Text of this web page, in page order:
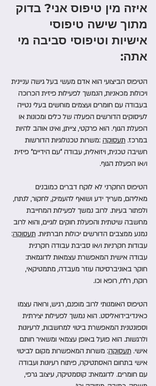
איזה מין טיפוס אני? בדוק
מתוך שישה טיפוסי
אישיות וטיפוסי סביבה מי
אתה:
הטיפוס הביצועי הוא אדם מעשי בעל גישה עניינית
ויכולות מכאניות, הנמשך לפעילות פיזית הכרוכה
בעבודה עם חומרים ועצמים מוחשים בעלי נטייה
לעיסוקים הדורשים הפעלה של כלים ומכונות או
הפעלת הגוף. הוא פרקטי, צייתן, ואינו אוהב להיות
במרכז. תעסוקה :משרות טכנולוגיות הדורשות
חשיבה טכנית, ויזואלית, עבודה "עם הידיים" פיזית
ו/או הפעלת הגוף.
הטיפוס החקרני לא לוקח דברים כמובנים
מאליהם, מעריך ידע ושואף להעמיק, לחקור, לנתח,
ולפתור בעיות. לרוב נמשך לפעילות המחייבת
מחשבה שיטתית והפעלת חוקים לוגיים, והוא לרוב
נמנע ממצבים הדורשים יכולות חברתיות. תעסוקה:
עבודות חקרניות ו/או סביבת עבודה חקרנית
עבודה אישית המאפשרת עצמאות לדוגמאת:
חוקר באוניברסיטה עוזר מעבדה, מתמטיקאי,
רוקח, רו״ח, רופא וכו.
הטיפוס האומנותי לרוב מופנם, רגיש, ורואה עצמו
כאינדיבידואליסט. הוא נמשך לפעילות יצירתית
וספונטנית המאפשרת ביטוי למחשבות, לרעיונות
ולרגשות. הוא פועל באופן עצמאי ומשאיר חותם
אישי. תעסוקה: משרות המאפשרות מקום לביטוי
אישי בתחום האסתטיקה, פיתוח רעיונות ועבודה
עם חומרים. לדוגמאת: קוסמטיקה, עיצוב גרפי,